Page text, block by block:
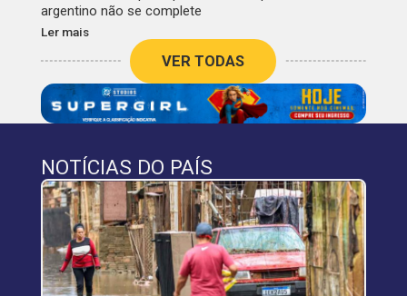
argentino não se complete
Ler mais
VER TODAS
NOTÍCIAS DO PAÍS